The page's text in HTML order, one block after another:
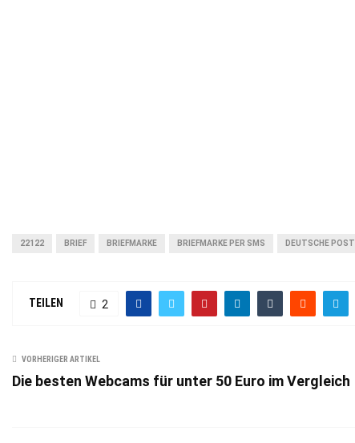
22122 BRIEF BRIEFMARKE BRIEFMARKE PER SMS DEUTSCHE POST
TEILEN 2
VORHERIGER ARTIKEL
Die besten Webcams für unter 50 Euro im Vergleich